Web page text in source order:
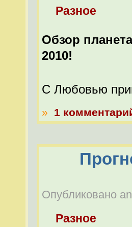
Разное
Обзор
2010!
С Любовью
» 1
Опубликовано
Разное